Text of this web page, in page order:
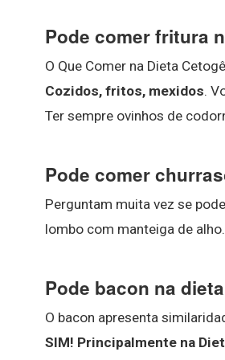
Pode comer fritura
O Que Comer na Dieta
Cozidos, fritos, mexidos.
Ter sempre ovinhos de
Pode comer
Perguntam muita vez se
lombo com manteiga de alho.
Pode bacon na
O bacon apresenta
SIM! Principalmente na